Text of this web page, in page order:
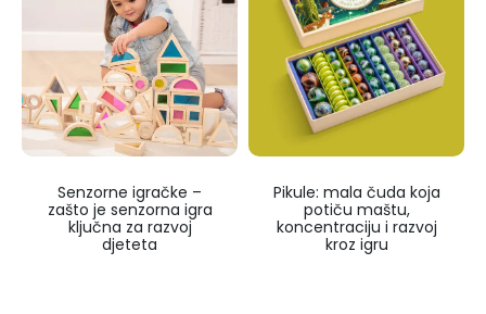
Senzorne igračke –
zašto je senzorna igra
ključna za razvoj
djeteta
Pikule: mala čuda koja
potiču maštu,
koncentraciju i razvoj
kroz igru